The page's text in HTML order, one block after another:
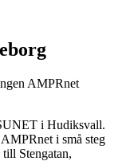
AMPRnet
i Hudiksvall.
i små steg
Stengatan,